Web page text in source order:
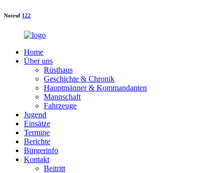
Notruf 122
Home
Über uns
Rüsthaus
Geschichte & Chronik
Hauptmänner & Kommandanten
Mannschaft
Fahrzeuge
Jugend
Einsätze
Termine
Berichte
Bürgerinfo
Kontakt
Beitritt